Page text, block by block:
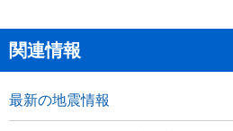
関連情報
最新の地震情報